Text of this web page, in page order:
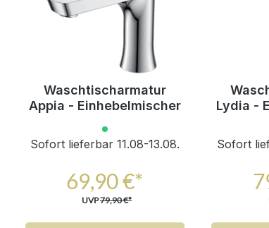
Waschtischarmatur
Appia - Einhebelmischer
Sofort lieferbar 11.08-13.08.
69,90 €*
UVP79,90 €*
Lydia -
Sofort